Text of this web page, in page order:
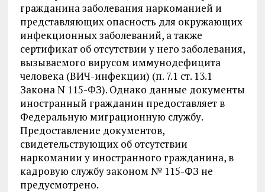
гражданина заболевания наркоманией и
представляющих опасность для окружающих
инфекционных заболеваний, а также
сертификат об отсутствии у него заболевания,
вызываемого вирусом иммунодефицита
человека (ВИЧ-инфекции) (п. 7.1 ст. 13.1
Закона N 115-ФЗ). Однако данные документы
иностранный гражданин предоставляет в
Федеральную миграционную службу.
Предоставление документов,
свидетельствующих об отсутствии
наркомании у иностранного гражданина, в
кадровую службу законом № 115-ФЗ не
предусмотрено.